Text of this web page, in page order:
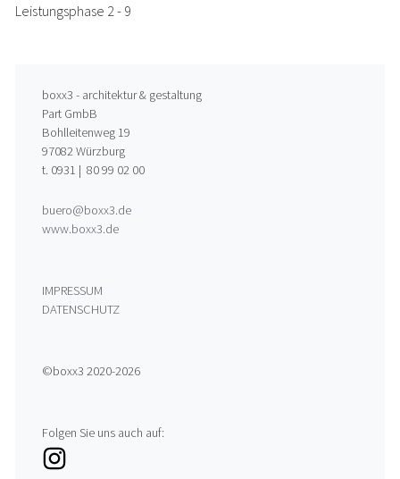
Leistungsphase 2 - 9
boxx3 - architektur & gestaltung
Part GmbB
Bohlleitenweg 19
97082 Würzburg
t. 0931 | 80 99 02 00
buero@boxx3.de
www.boxx3.de
IMPRESSUM
DATENSCHUTZ
©boxx3 2020-2026
Folgen Sie uns auch auf: